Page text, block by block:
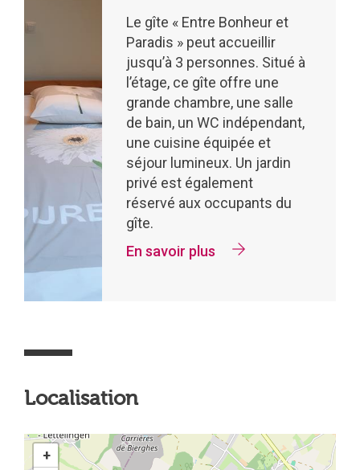
Le gîte « Entre Bonheur et
Paradis » peut accueillir
jusqu’à 3 personnes. Situé à
l’étage, ce gîte offre une
grande chambre, une salle
de bain, un WC indépendant,
une cuisine équipée et
séjour lumineux. Un jardin
privé est également
réservé aux occupants du
gîte.
En savoir plus
Localisation
+